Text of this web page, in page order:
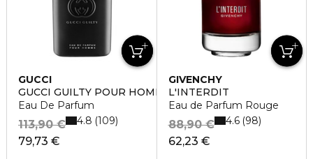
GUCCI
GUCCI GUILTY POUR HOMME
Eau De Parfum
79,73 €
113,90 € 4.8 109
GIVENCHY
L'INTERDIT
Eau de Parfum Rouge
62,23 €
88,90 € 4.6 98